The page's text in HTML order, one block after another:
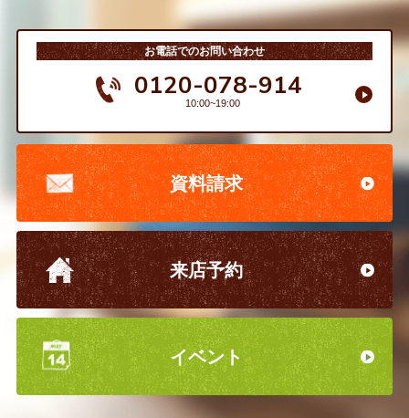
お電話でのお問い合わせ
0120-078-914
10:00~19:00
資料請求
来店予約
イベント